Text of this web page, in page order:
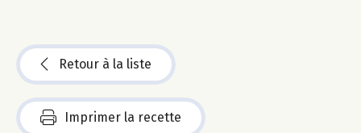
Retour à la liste
Imprimer la recette